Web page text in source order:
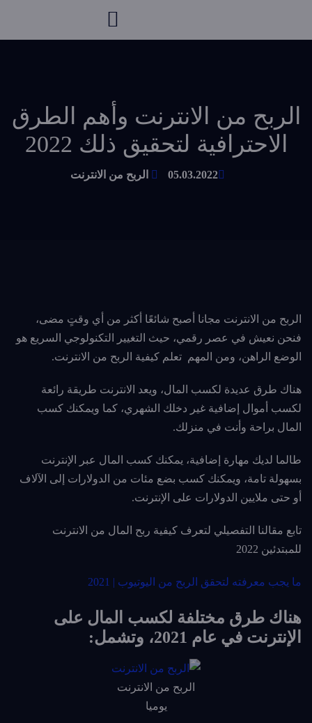
الربح من الانترنت وأهم الطرق
الاحترافية لتحقيق ذلك 2022
05.03.2022 الربح من الانترنت
الربح من الانترنت مجانا أصبح شائعًا أكثر من أي وقتٍ مضى،
فنحن نعيش في عصر رقمي، حيث التغيير التكنولوجي السريع هو
الوضع الراهن، ومن المهم تعلم كيفية الربح من الانترنت.
هناك طرق عديدة لكسب المال، ويعد الانترنت طريقة رائعة
لكسب أموال إضافية غير دخلك الشهري، كما ويمكنك كسب
المال براحة وأنت في منزلك.
طالما لديك مهارة إضافية، يمكنك كسب المال عبر الإنترنت
بسهولة تامة، ويمكنك كسب بضع مئات من الدولارات إلى الآلاف
أو حتى ملايين الدولارات على الإنترنت.
تابع مقالنا التفصيلي لتعرف كيفية ربح المال من الانترنت
للمبتدئين 2022
ما يجب معرفته لتحقق الربح من اليوتيوب | 2021
هناك طرق مختلفة لكسب المال على
الإنترنت في عام 2021، وتشمل:
الربح من الانترنت
يوميا